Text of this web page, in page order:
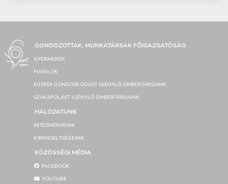
GONDOZOTTAK, MUNKATÁRSAK FŐIGAZGATÓSÁG
GYERMEKEK
FIATALOK
EGYEDI GONDOSKODÁST IGÉNYLŐ EMBERTÁRSAINK
SZAKÁPOLÁST IGÉNYLŐ EMBERTÁRSAINK
HÁLÓZATUNK
INTÉZMÉNYEINK
KIRENDELTSÉGEINK
KÖZÖSSÉGI MÉDIA
FACEBOOK
YOUTUBE